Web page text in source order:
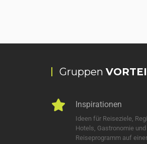
Gruppen
Inspirationen
Ideen für Reiseziele,
Hotels, Gastronomie und
Reiseprogramm auf